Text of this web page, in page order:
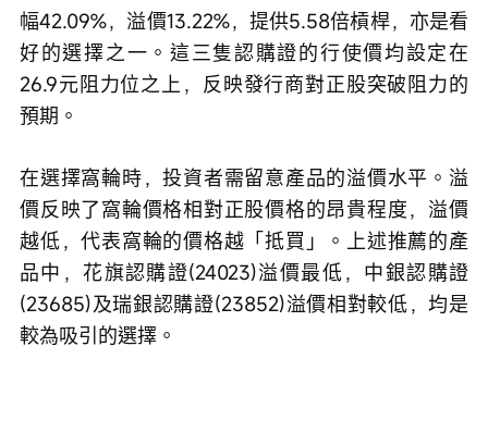
幅42.09%，溢價13.22%，提供5.58倍槓桿，亦是看
好的選擇之一。這三隻認購證的行使價均設定在
26.9元阻力位之上，反映發行商對正股突破阻力的
預期。
在選擇窩輪時，投資者需留意產品的溢價水平。溢
價反映了窩輪價格相對正股價格的昂貴程度，溢價
越低，代表窩輪的價格越「抵買」。上述推薦的產
品中，花旗認購證(24023)溢價最低，中銀認購證
(23685)及瑞銀認購證(23852)溢價相對較低，均是
較為吸引的選擇。